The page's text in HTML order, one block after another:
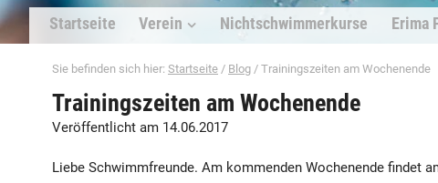
Startseite Verein Nichtschwimmerkurse Erima
Sie befinden sich hier: Startseite / Blog / Trainingszeiten am Wochenende
Trainingszeiten am Wochenende
Veröffentlicht am 14.06.2017
Liebe Schwimmfreunde. Am kommenden Wochenende findet